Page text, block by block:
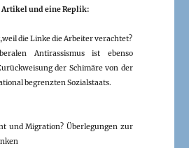
und eine Replik:
die Linke die Arbeiter verachtet?
Antirassismus ist ebenso
der Schimäre von der
begrenzten Sozialstaats.
und Migration? Überlegungen zur